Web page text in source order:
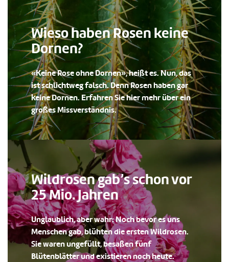
Wieso haben Rosen keine
Dornen?
«Keine Rose ohne Dornen», heißt es. Nun, das
ist schlichtweg falsch. Denn Rosen haben gar
keine Dornen. Erfahren Sie hier mehr über ein
großes Missverständnis.
Wildrosen gab’s schon vor
25 Mio. Jahren
Unglaublich, aber wahr: Noch bevor es uns
Menschen gab, blühten die ersten Wildrosen.
Sie waren ungefüllt, besaßen fünf
Blütenblätter und existieren noch heute.